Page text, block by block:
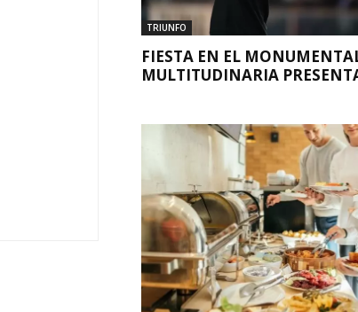
TRIUNFO
FIESTA EN EL
MULTITUDINARIA